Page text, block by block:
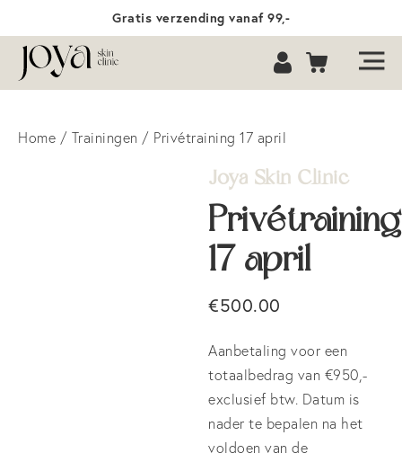
Gratis verzending vanaf 99,-
Home / Trainingen / Privétraining 17 april
Joya Skin Clinic
Privétraining
17 april
€500.00
Aanbetaling voor een
totaalbedrag van €950,-
exclusief btw. Datum is
nader te bepalen na het
voldoen van de